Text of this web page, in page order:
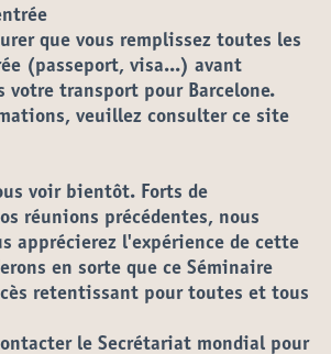
que vous remplissez toutes les
(passeport, visa...) avant
votre transport pour Barcelone.
veuillez consulter ce site
voir bientôt. Forts de
réunions précédentes, nous
apprécierez l'expérience de cette
en sorte que ce Séminaire
retentissant pour toutes et tous
le Secrétariat mondial pour